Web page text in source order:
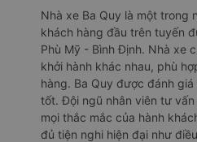
Nhà xe Ba Quy là một trong
khách hàng đầu trên tuyến
Phù Mỹ - Bình Định. Nhà xe
khởi hành khác nhau, phù
hàng. Ba Quy được đánh
tốt. Đội ngũ nhân viên tư
mọi thắc mắc của hành
đủ tiện nghi hiện đại như